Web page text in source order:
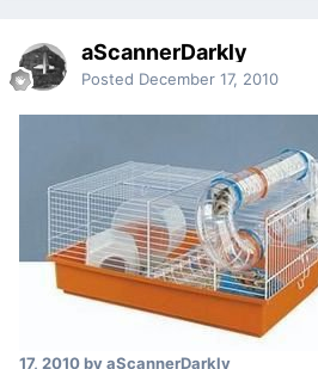
aScannerDarkly
Posted December 17, 2010
17, 2010by aScannerDarkly